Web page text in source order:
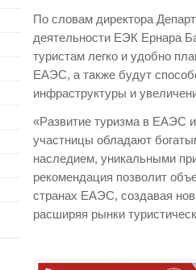
По словам директора
деятельности ЕЭК Ернара
туристам легко и удобно
ЕАЭС, а также будут
инфраструктуры и
«Развитие туризма в ЕАЭС
участницы обладают
наследием, уникальными
рекомендация позволит
странах ЕАЭС, создавая
расширяя рынки